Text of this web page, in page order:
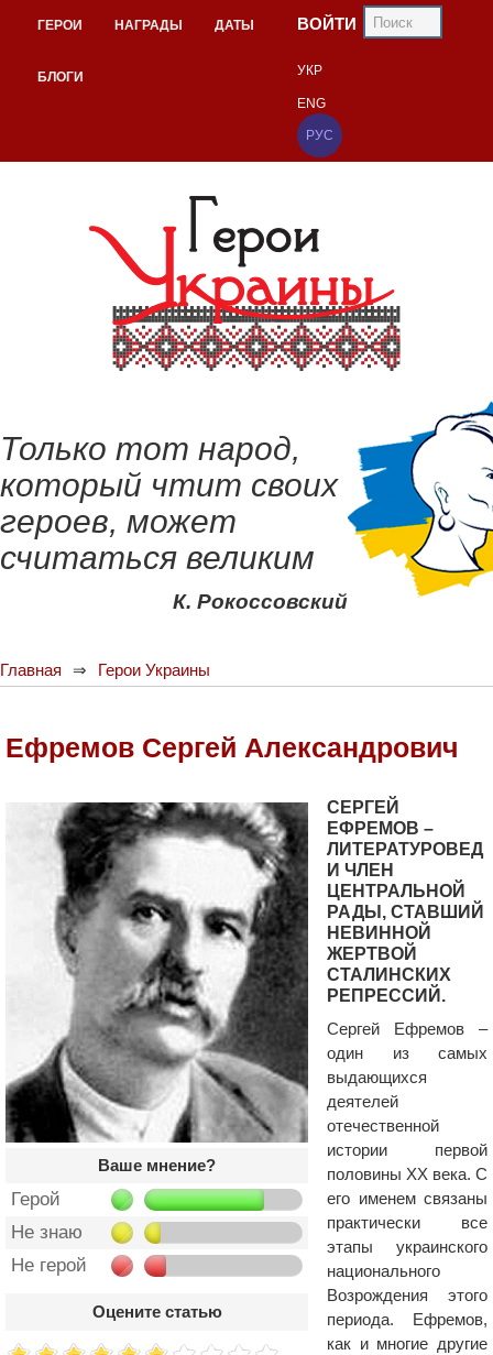
ГЕРОИ НАГРАДЫ ДАТЫ
БЛОГИ
ВОЙТИ
УКР
ENG
РУС
Только тот народ,
который чтит своих
героев, может
считаться великим
К. Рокоссовский
Главная Герои Украины
Ефремов Сергей Александрович
Ваше мнение?
Герой
Не знаю
Не герой
Оцените статью
СЕРГЕЙ
ЕФРЕМОВ –
ЛИТЕРАТУРОВЕД
И ЧЛЕН
ЦЕНТРАЛЬНОЙ
РАДЫ, СТАВШИЙ
НЕВИННОЙ
ЖЕРТВОЙ
СТАЛИНСКИХ
РЕПРЕССИЙ.
Сергей Ефремов –
один из самых
выдающихся
деятелей
отечественной
истории первой
половины ХХ века. С
его именем связаны
практически все
этапы украинского
национального
Возрождения этого
периода. Ефремов,
как и многие другие